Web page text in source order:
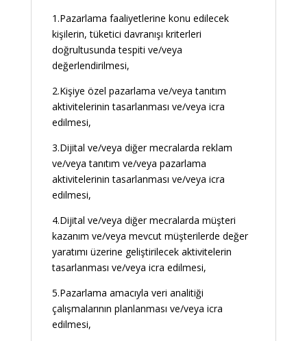
1.Pazarlama faaliyetlerine konu edilecek
kişilerin, tüketici davranışı kriterleri
doğrultusunda tespiti ve/veya
değerlendirilmesi,
2.Kişiye özel pazarlama ve/veya tanıtım
aktivitelerinin tasarlanması ve/veya icra
edilmesi,
3.Dijital ve/veya diğer mecralarda reklam
ve/veya tanıtım ve/veya pazarlama
aktivitelerinin tasarlanması ve/veya icra
edilmesi,
4.Dijital ve/veya diğer mecralarda müşteri
kazanım ve/veya mevcut müşterilerde değer
yaratımı üzerine geliştirilecek aktivitelerin
tasarlanması ve/veya icra edilmesi,
5.Pazarlama amacıyla veri analitiği
çalışmalarının planlanması ve/veya icra
edilmesi,